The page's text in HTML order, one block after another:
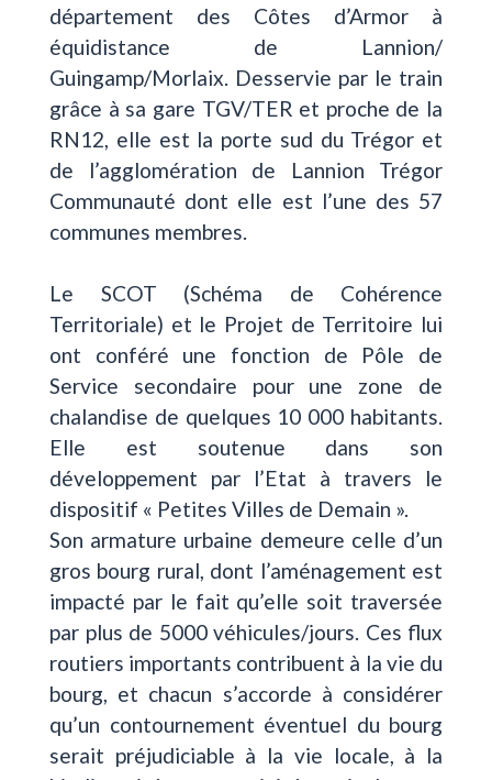
département des Côtes d’Armor à
équidistance de Lannion/
Guingamp/Morlaix. Desservie par le train
grâce à sa gare TGV/TER et proche de la
RN12, elle est la porte sud du Trégor et
de l’agglomération de Lannion Trégor
Communauté dont elle est l’une des 57
communes membres.
Le SCOT (Schéma de Cohérence
Territoriale) et le Projet de Territoire lui
ont conféré une fonction de Pôle de
Service secondaire pour une zone de
chalandise de quelques 10 000 habitants.
Elle est soutenue dans son
développement par l’Etat à travers le
dispositif « Petites Villes de Demain ».
Son armature urbaine demeure celle d’un
gros bourg rural, dont l’aménagement est
impacté par le fait qu’elle soit traversée
par plus de 5000 véhicules/jours. Ces flux
routiers importants contribuent à la vie du
bourg, et chacun s’accorde à considérer
qu’un contournement éventuel du bourg
serait préjudiciable à la vie locale, à la